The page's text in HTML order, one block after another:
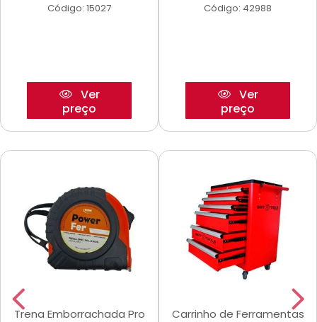
Código: 15027
Ver
preço
Código: 42988
Ver
preço
Trena Emborrachada Pro
Carrinho de Ferramentas